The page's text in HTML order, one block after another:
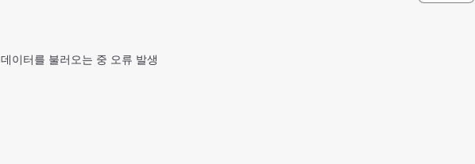
데이터를 불러오는 중 오류 발생